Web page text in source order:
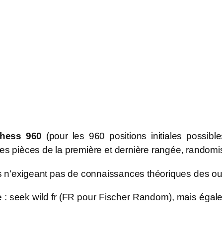
960 (pour les 960 positions initiales
pièces de la première et dernière rangée,
pas de connaissances théoriques des
: seek wild fr (FR pour Fischer Random), mais